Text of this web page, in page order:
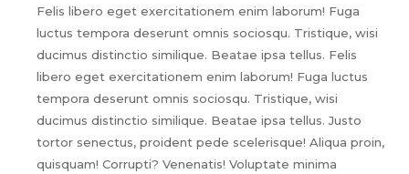
Felis libero eget exercitationem enim laborum! Fuga
luctus tempora deserunt omnis sociosqu. Tristique, wisi
ducimus distinctio similique. Beatae ipsa tellus. Felis
libero eget exercitationem enim laborum! Fuga luctus
tempora deserunt omnis sociosqu. Tristique, wisi
ducimus distinctio similique. Beatae ipsa tellus. Justo
tortor senectus, proident pede scelerisque! Aliqua proin,
quisquam! Corrupti? Venenatis! Voluptate minima